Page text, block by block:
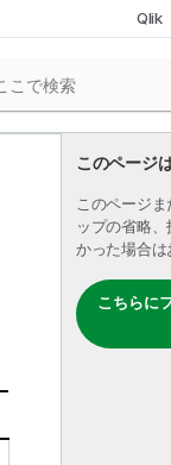
Qlik
このページ
このページ
ップの省略
かった場合は
こちらに